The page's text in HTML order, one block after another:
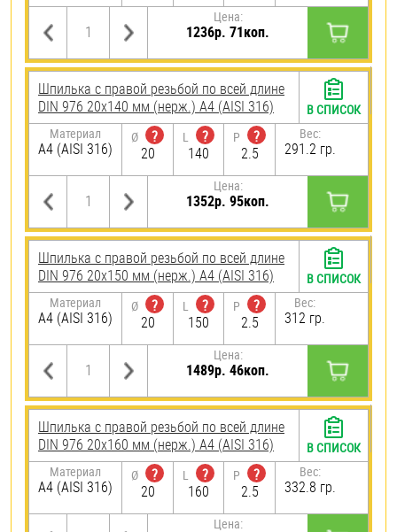
Цена:
1236р. 71коп.
Шпилька с правой резьбой по всей длине
DIN 976 20х140 мм (нерж.) A4 (AISI 316)
Материал
A4 (AISI 316)
Ø
?
20
L
?
140
P
?
2.5
Вес:
291.2 гр.
Цена:
1352р. 95коп.
В СПИСОК
Шпилька с правой резьбой по всей длине
DIN 976 20х150 мм (нерж.) A4 (AISI 316)
Материал
A4 (AISI 316)
Ø
?
20
L
?
150
P
?
2.5
Вес:
312 гр.
Цена:
1489р. 46коп.
В СПИСОК
Шпилька с правой резьбой по всей длине
DIN 976 20х160 мм (нерж.) A4 (AISI 316)
Материал
A4 (AISI 316)
Ø
?
20
L
?
160
P
?
2.5
Вес:
332.8 гр.
Цена:
В СПИСОК